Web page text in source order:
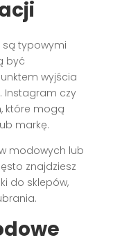
są typowymi
być
wyjścia
Instagram czy
które mogą
markę.
modowych lub
znajdziesz
do sklepów,